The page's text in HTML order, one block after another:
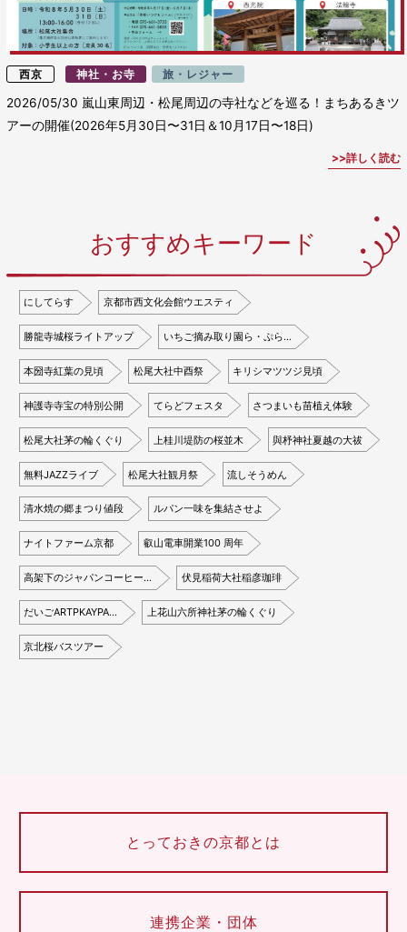
西京 神社・お寺 旅・レジャー
2026/05/30 嵐山東周辺・松尾周辺の寺社などを巡る！まちあるきツ
アーの開催(2026年5月30日〜31日＆10月17日〜18日)
詳しく読む
おすすめキーワード
にしてらす 京都市西文化会館ウエスティ
勝龍寺城桜ライトアップ いちご摘み取り園ら・ぷら…
本圀寺紅葉の見頃 松尾大社中酉祭 キリシマツツジ見頃
神護寺寺宝の特別公開 てらどフェスタ さつまいも苗植え体験
松尾大社茅の輪くぐり 上桂川堤防の桜並木 與杼神社夏越の大祓
無料JAZZライブ 松尾大社観月祭 流しそうめん
清水焼の郷まつり値段 ルパン一味を集結させよ
ナイトファーム京都 叡山電車開業100 周年
高架下のジャパンコーヒー… 伏見稲荷大社稲彦珈琲
だいごARTPKAYPA… 上花山六所神社茅の輪くぐり
京北桜バスツアー
とっておきの京都とは
連携企業・団体